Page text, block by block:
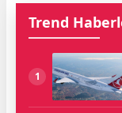
Trend
1